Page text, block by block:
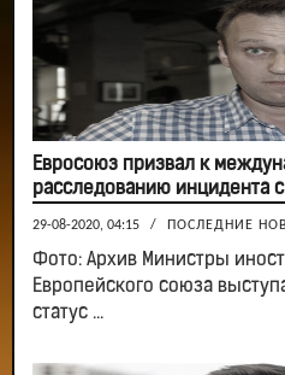
Евросоюз призвал к
расследованию инцидента с
29-08-2020, 04:15 / ПОСЛЕДНИЕ
Фото: Архив Министры
Европейского союза
статус ...